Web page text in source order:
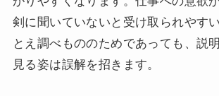
剣に聞いていないと受け取られやす
とえ調べもののためであっても、説
見る姿は誤解を招きます。